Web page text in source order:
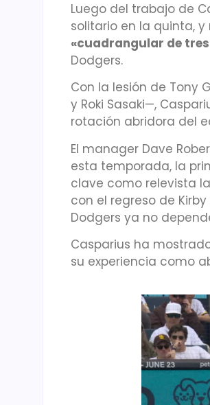
Luego del trabajo de
solitario en la quinta,
«cuadrangular de
Dodgers.
Con la lesión de Tony
y Roki Sasaki—,
rotación abridora del
El manager Dave
esta temporada, la
clave como relevista
con el regreso de
Dodgers ya no
Casparius ha
su experiencia como